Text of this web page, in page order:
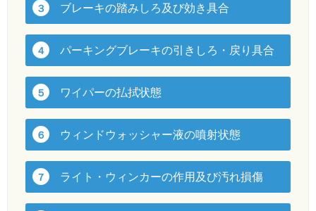
３ ブレーキの踏みしろ及び効き具合
４ パーキングブレーキの引きしろ・戻り具合
５ ワイパーの払拭状態
６ ウィンドウォッシャー液の噴射状態
７ ライト・ウィンカーの作用及び汚れ損傷